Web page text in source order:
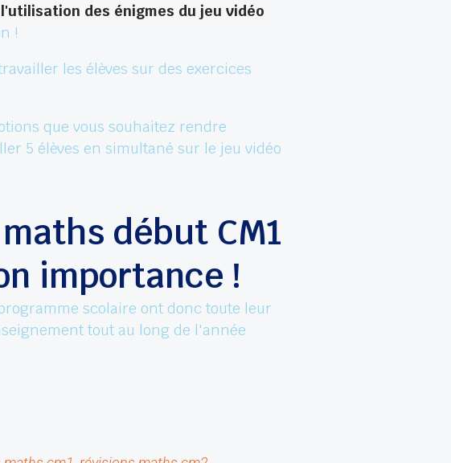
l'utilisation des énigmes du jeu vidéo
!
les élèves sur des exercices
que vous souhaitez rendre
5 élèves en simultané sur le jeu vidéo
début CM1
importance !
scolaire ont donc toute leur
tout au long de l'année